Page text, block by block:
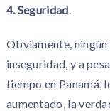
4. Seguridad
Obviamente,
inseguridad, y a
tiempo en Panamá,
aumentado, la